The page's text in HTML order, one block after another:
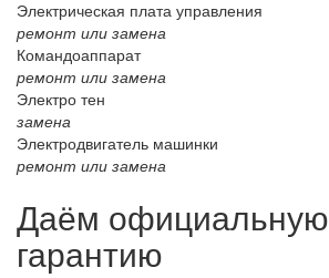
Электрическая плата управления
ремонт или замена
Командоаппарат
ремонт или замена
Электро тен
замена
Электродвигатель машинки
ремонт или замена
Даём официальную
гарантию